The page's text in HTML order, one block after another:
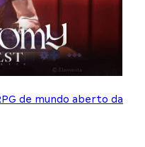
de mundo aberto da